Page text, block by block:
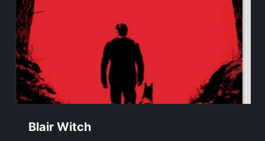
Blair Witch